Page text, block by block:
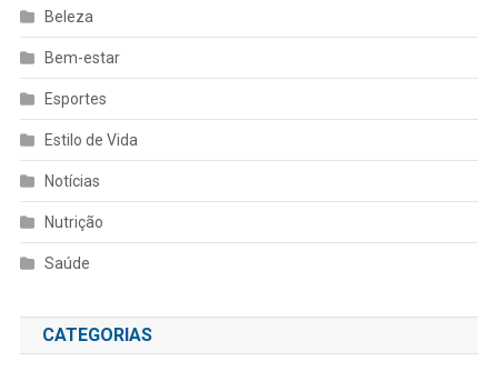
Beleza
Bem-estar
Esportes
Estilo de Vida
Notícias
Nutrição
Saúde
CATEGORIAS